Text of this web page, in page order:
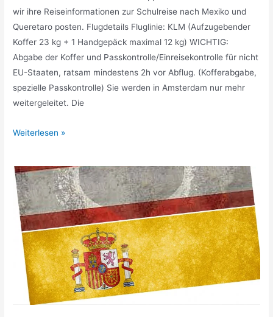
wir ihre Reiseinformationen zur Schulreise nach Mexiko und
Queretaro posten. Flugdetails Fluglinie: KLM (Aufzugebender
Koffer 23 kg + 1 Handgepäck maximal 12 kg) WICHTIG:
Abgabe der Koffer und Passkontrolle/Einreisekontrolle für nicht
EU-Staaten, ratsam mindestens 2h vor Abflug. (Kofferabgabe,
spezielle Passkontrolle) Sie werden in Amsterdam nur mehr
weitergeleitet. Die
Schulreise
–
Das
war
die
Mexikoreise
Weiterlesen »